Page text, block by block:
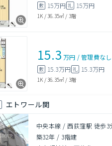
敷 15万円 礼 15万円
1K /36.35㎡ / 3階
15.3 万円 /管理費なし
敷 15.3万円 礼 15.3万円
1K /36.35㎡ / 3階
エトワール関
中央本線 / 西荻窪駅 徒歩3
築32年 / 3階建